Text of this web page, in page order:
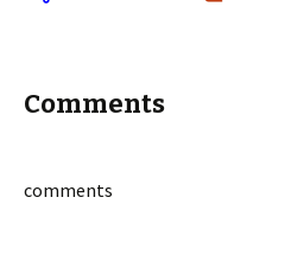
Comments
comments